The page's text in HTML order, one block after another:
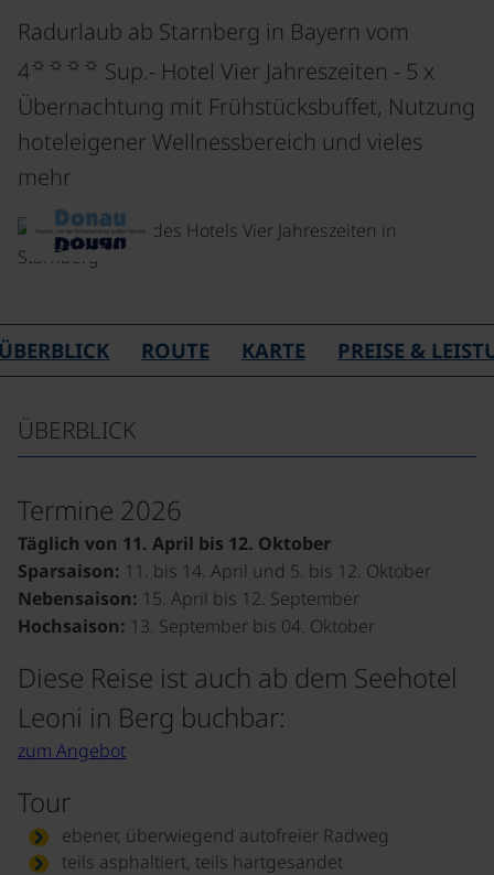
Radurlaub ab Starnberg in Bayern vom
4☼☼☼☼ Sup.- Hotel Vier Jahreszeiten - 5 x
Übernachtung mit Frühstücksbuffet, Nutzung
hoteleigener Wellnessbereich und vieles
mehr
ROUTE KARTE PREISE &
ÜBERBLICK
Termine 2026
Täglich von 11. April bis 12. Oktober
Sparsaison: 11. bis 14. April und 5. bis 12. Oktober
Nebensaison: 15. April bis 12. September
Hochsaison: 13. September bis 04. Oktober
Diese Reise ist auch ab dem Seehotel
Leoni in Berg buchbar:
zum Angebot
Tour
ebener, überwiegend autofreier Radweg
teils asphaltiert, teils hartgesandet